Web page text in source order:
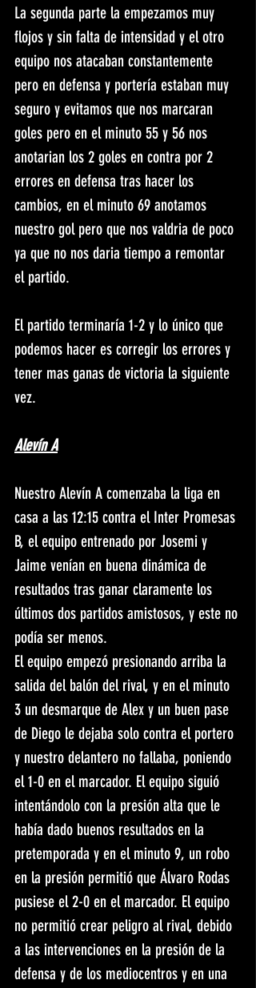
La segunda parte la empezamos muy
flojos y sin falta de intensidad y el otro
equipo nos atacaban constantemente
pero en defensa y portería estaban muy
seguro y evitamos que nos marcaran
goles pero en el minuto 55 y 56 nos
anotarian los 2 goles en contra por 2
errores en defensa tras hacer los
cambios, en el minuto 69 anotamos
nuestro gol pero que nos valdria de poco
ya que no nos daria tiempo a remontar
el partido.
El partido terminaría 1-2 y lo único que
podemos hacer es corregir los errores y
tener mas ganas de victoria la siguiente
vez.
Alevín A
Nuestro Alevín A comenzaba la liga en
casa a las 12:15 contra el Inter Promesas
B, el equipo entrenado por Josemi y
Jaime venían en buena dinámica de
resultados tras ganar claramente los
últimos dos partidos amistosos, y este no
podía ser menos.
El equipo empezó presionando arriba la
salida del balón del rival, y en el minuto
3 un desmarque de Alex y un buen pase
de Diego le dejaba solo contra el portero
y nuestro delantero no fallaba, poniendo
el 1-0 en el marcador. El equipo siguió
intentándolo con la presión alta que le
había dado buenos resultados en la
pretemporada y en el minuto 9, un robo
en la presión permitió que Álvaro Rodas
pusiese el 2-0 en el marcador. El equipo
no permitió crear peligro al rival, debido
a las intervenciones en la presión de la
defensa y de los mediocentros y en una